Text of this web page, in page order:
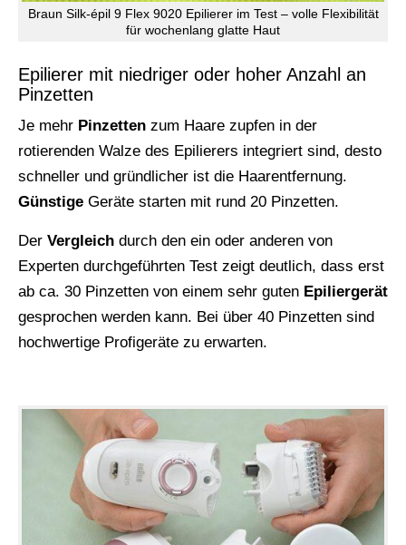
Braun Silk-épil 9 Flex 9020 Epilierer im Test – volle Flexibilität
für wochenlang glatte Haut
Epilierer mit niedriger oder hoher Anzahl an
Pinzetten
Je mehr Pinzetten zum Haare zupfen in der
rotierenden Walze des Epilierers integriert sind, desto
schneller und gründlicher ist die Haarentfernung.
Günstige Geräte starten mit rund 20 Pinzetten.
Der Vergleich durch den ein oder anderen von
Experten durchgeführten Test zeigt deutlich, dass erst
ab ca. 30 Pinzetten von einem sehr guten Epiliergerät
gesprochen werden kann. Bei über 40 Pinzetten sind
hochwertige Profigeräte zu erwarten.